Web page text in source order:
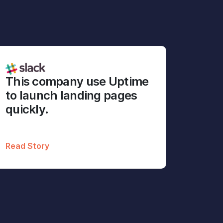
This company use Uptime
to launch landing pages
quickly.
Read Story